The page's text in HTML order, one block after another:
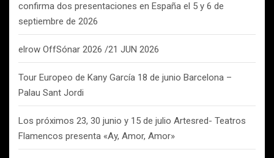
confirma dos presentaciones en España el 5 y 6 de
septiembre de 2026
elrow OffSónar 2026 /21 JUN 2026
Tour Europeo de Kany García 18 de junio Barcelona –
Palau Sant Jordi
Los próximos 23, 30 junio y 15 de julio Artesred- Teatros
Flamencos presenta «Ay, Amor, Amor»